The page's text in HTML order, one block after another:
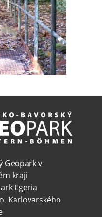
Geopark v
kraji
Egeria
Karlovarského